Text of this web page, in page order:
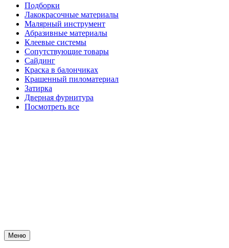
Подборки
Лакокрасочные материалы
Малярный инструмент
Абразивные материалы
Клеевые системы
Сопутствующие товары
Сайдинг
Краска в балончиках
Крашенный пиломатериал
Затирка
Дверная фурнитура
Посмотреть все
Меню